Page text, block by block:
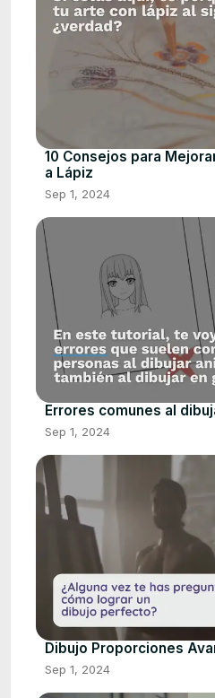
10 Consejos para
a Lápiz
Sep 1, 2024
Errores comunes al
Sep 1, 2024
Dibujo Proporciones
Sep 1, 2024